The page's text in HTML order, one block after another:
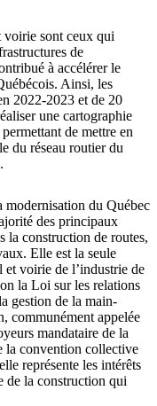
voirie sont ceux qui
de
à accélérer le
Ainsi, les
2022-2023 et de 20
une cartographie
de mettre en
du réseau routier du
modernisation du Québec
des principaux
la construction de routes,
Elle est la seule
et voirie de l’industrie de
la Loi sur les relations
gestion de la main-
communément appelée
mandataire de la
la convention collective
représente les intérêts
de la construction qui